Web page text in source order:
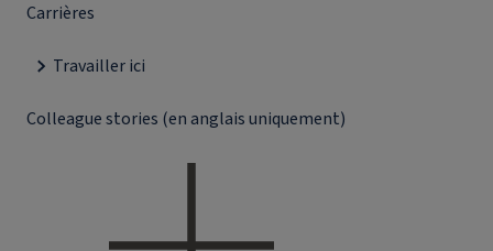
Carrières
Travailler ici
Colleague stories (en anglais uniquement)